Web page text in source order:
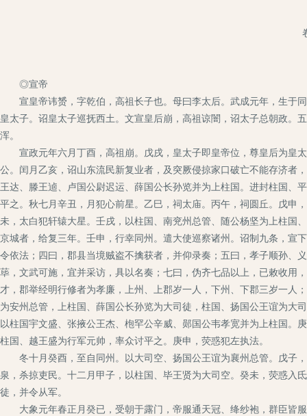
◎宣帝
宣皇帝讳赟，字乾伯，高祖长子也。母曰李太后。武成元年，生于
皇太子。诏皇太子巡抚西土。文宣皇后崩，高祖谅闇，诏太子总朝政
浑。
宣政元年六月丁酉，高祖崩。戊戌，皇太子即皇帝位，尊皇后为皇
公。闰月乙亥，诏山东流民新复业者，及突厥侵掠家口破亡不能存济者
王达、滕王逌、卢国公尉迟运、薛国公长孙览并为上柱国。进封柱国
平之。秋七月辛丑，月犯心前星。乙巳，祠太庙。丙午，祠圆丘。戊申
未，太白犯轩辕大星。壬戌，以柱国、南兖州总管、随公杨坚为上柱国
京城者，给复三年。壬申，行幸同州。遣大使巡察诸州。诏制九条，宣
令依法；四曰，郡县当境贼盗不擒获者，并仰录奏；五曰，孝子顺孙、
荜，文武可施，宜并采访，具以名奏；七曰，伪齐七品以上，已敕收用
才，郡举经明行修者为孝廉，上州、上郡岁一人，下州、下郡三岁一人
为安州总管，上柱国、薛国公长孙览为大司徒，柱国、扬国公王谊为
以柱国宇文盛、张掖公王杰、枹罕公辛威、郧国公韦孝宽并为上柱国
柱国、越王盛为行军元帅，率众讨平之。庚申，荧惑犯左执法。
冬十月癸酉，至自同州。以大司空、扬国公王谊为襄州总管。戊子
泉，杀掠吏民。十二月甲子，以柱国、毕王贤为大司空。癸未，荧惑
徒，并令从军。
大象元年春正月癸已，受朝于露门，帝服通天冠、绛纱袍，群臣皆